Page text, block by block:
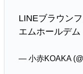
LINEブラウン
エムホールデ
— 小赤KOAKA